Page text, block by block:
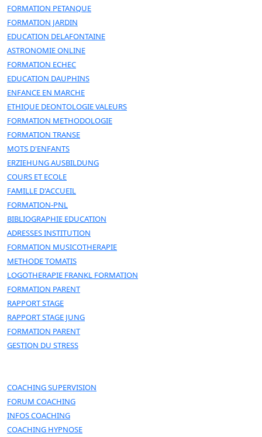
FORMATION PETANQUE
FORMATION JARDIN
EDUCATION DELAFONTAINE
ASTRONOMIE ONLINE
FORMATION ECHEC
EDUCATION DAUPHINS
ENFANCE EN MARCHE
ETHIQUE DEONTOLOGIE VALEURS
FORMATION METHODOLOGIE
FORMATION TRANSE
MOTS D'ENFANTS
ERZIEHUNG AUSBILDUNG
COURS ET ECOLE
FAMILLE D'ACCUEIL
FORMATION-PNL
BIBLIOGRAPHIE EDUCATION
ADRESSES INSTITUTION
FORMATION MUSICOTHERAPIE
METHODE TOMATIS
LOGOTHERAPIE FRANKL FORMATION
FORMATION PARENT
RAPPORT STAGE
RAPPORT STAGE JUNG
FORMATION PARENT
GESTION DU STRESS
COACHING SUPERVISION
FORUM COACHING
INFOS COACHING
COACHING HYPNOSE